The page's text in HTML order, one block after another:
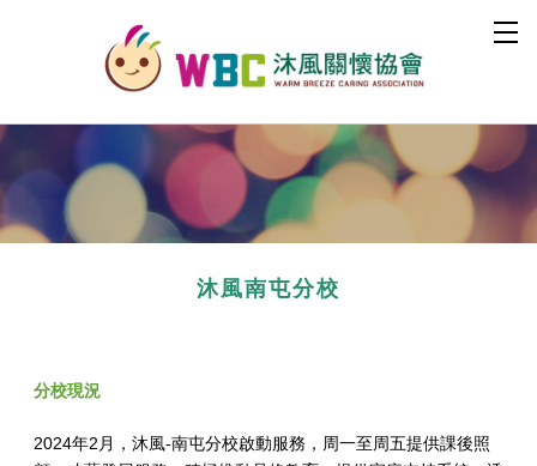
沐風南屯分校
分校現況
2024年2月，沐風-南屯分校啟動服務，周一至周五提供課後照